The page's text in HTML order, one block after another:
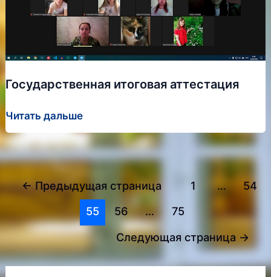
Государственная итоговая аттестация
Государственная
итоговая
аттестация
Читать дальше
Постраничная
записи
←Предыдущая страница 1 …
54
55
56 …
75
Следующая страница →